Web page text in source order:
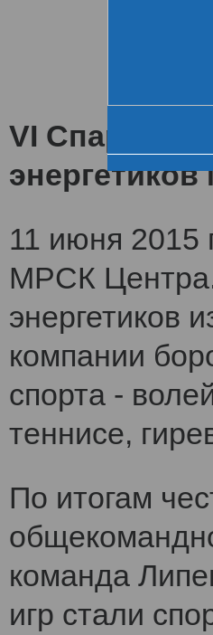
VI
11 июня 2015
МРСК Центра.
энергетиков
компании
спорта -
теннисе,
По итогам
команда
игр стали